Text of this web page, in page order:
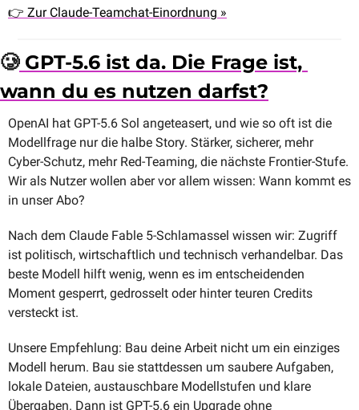
👉 Zur Claude-Teamchat-Einordnung »
🥲 GPT-5.6 ist da. Die Frage ist,
wann du es nutzen darfst?
OpenAI hat GPT-5.6 Sol angeteasert, und wie so oft ist die
Modellfrage nur die halbe Story. Stärker, sicherer, mehr
Cyber-Schutz, mehr Red-Teaming, die nächste Frontier-Stufe.
Wir als Nutzer wollen aber vor allem wissen: Wann kommt es
in unser Abo?
Nach dem Claude Fable 5-Schlamassel wissen wir: Zugriff
ist politisch, wirtschaftlich und technisch verhandelbar. Das
beste Modell hilft wenig, wenn es im entscheidenden
Moment gesperrt, gedrosselt oder hinter teuren Credits
versteckt ist.
Unsere Empfehlung: Bau deine Arbeit nicht um ein einziges
Modell herum. Bau sie stattdessen um saubere Aufgaben,
lokale Dateien, austauschbare Modellstufen und klare
Übergaben. Dann ist GPT-5.6 ein Upgrade ohne